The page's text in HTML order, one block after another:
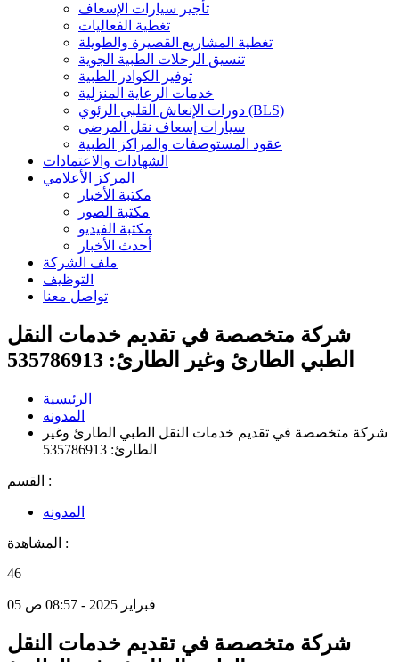
تأجير سيارات الإسعاف
تغطية الفعاليات
تغطية المشاريع القصيرة والطويلة
تنسيق الرحلات الطبية الجوية
توفير الكوادر الطبية
خدمات الرعاية المنزلية
دورات الإنعاش القلبي الرئوي (BLS)
سيارات إسعاف نقل المرضى
عقود المستوصفات والمراكز الطبية
الشهادات والاعتمادات
المركز الأعلامي
مكتبة الأخبار
مكتبة الصور
مكتبة الفيديو
أحدث الأخبار
ملف الشركة
التوظيف
تواصل معنا
شركة متخصصة في تقديم خدمات النقل
الطبي الطارئ وغير الطارئ: 535786913
الرئيسية
المدونه
شركة متخصصة في تقديم خدمات النقل الطبي الطارئ وغير
الطارئ: 535786913
القسم :
المدونه
المشاهدة :
46
05 فبراير 2025 - 08:57 ص
شركة متخصصة في تقديم خدمات النقل